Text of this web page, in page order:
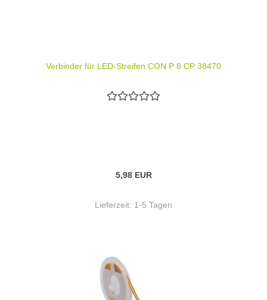
Verbinder für LED-Streifen CON P 8 CP 38470
5,98 EUR
Lieferzeit: 1-5 Tagen